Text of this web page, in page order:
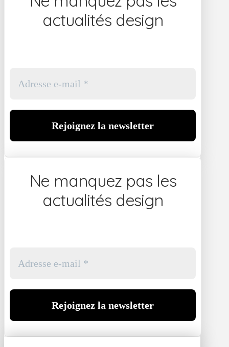
actualités design
Ne manquez pas les
actualités design